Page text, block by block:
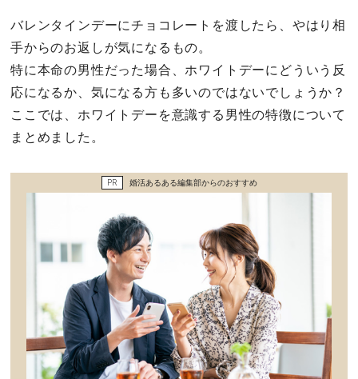
占い・診断
ファッション・美容
グルメ
セックスライフ
心の処方箋
カルチャー・トレンド・芸能
バレンタインデーにチョコレートを渡したら、やはり相
手からのお返しが気になるもの。
特に本命の男性だった場合、ホワイトデーにどういう反
応になるか、気になる方も多いのではないでしょうか？
ここでは、ホワイトデーを意識する男性の特徴について
まとめました。
PR 婚活あるある編集部からのおすすめ